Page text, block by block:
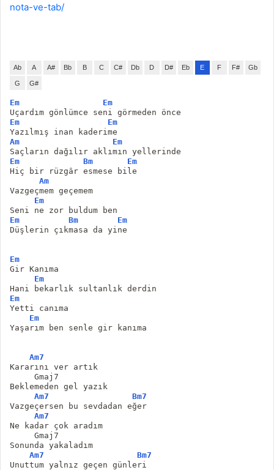
nota-ve-tab/
Ab A A# Bb B C C# Db D D# Eb E F F# Gb
G G#
Em
Em
Uçardım gönlümce seni görmeden önce
Em
Em
Yazılmış inan kaderime
Am
Em
Saçların dağılır aklımın yellerinde
Em
Bm
Em
Hiç bir rüzgâr esmese bile
Am
Vazgeçmem geçemem
Em
Seni ne zor buldum ben
Em
Bm
Em
Düşlerin çıkmasa da yine
Em
Gir Kanıma
Em
Hani bekarlık sultanlık derdin
Em
Yetti canıma
Em
Yaşarım ben senle gir kanıma
Am7
Kararını ver artık
     Gmaj7
Beklemeden gel yazık
Am7
Bm7
Vazgeçersen bu sevdadan eğer
Am7
Ne kadar çok aradım
     Gmaj7
Sonunda yakaladım
Am7
Bm7
Unuttum yalnız geçen günleri